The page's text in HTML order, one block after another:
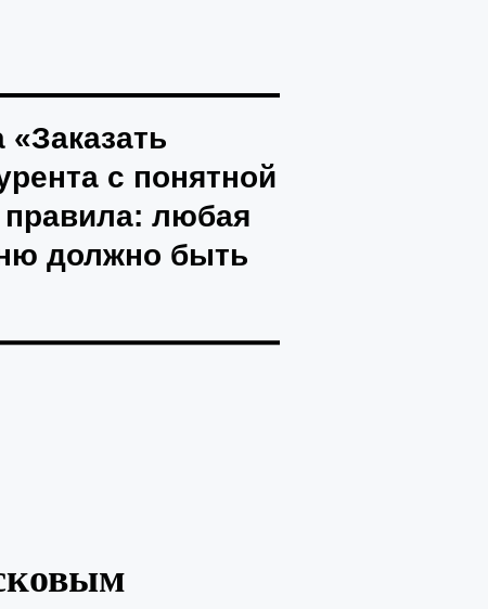
с понятной
правила: любая
должно быть